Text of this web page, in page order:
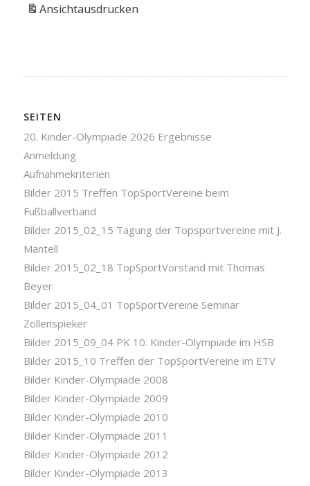
Ansichtausdrucken
SEITEN
20. Kinder-Olympiade 2026 Ergebnisse
Anmeldung
Aufnahmekriterien
Bilder 2015 Treffen TopSportVereine beim
Fußballverband
Bilder 2015_02_15 Tagung der Topsportvereine mit J.
Mantell
Bilder 2015_02_18 TopSportVorstand mit Thomas
Beyer
Bilder 2015_04_01 TopSportVereine Seminar
Zollenspieker
Bilder 2015_09_04 PK 10. Kinder-Olympiade im HSB
Bilder 2015_10 Treffen der TopSportVereine im ETV
Bilder Kinder-Olympiade 2008
Bilder Kinder-Olympiade 2009
Bilder Kinder-Olympiade 2010
Bilder Kinder-Olympiade 2011
Bilder Kinder-Olympiade 2012
Bilder Kinder-Olympiade 2013